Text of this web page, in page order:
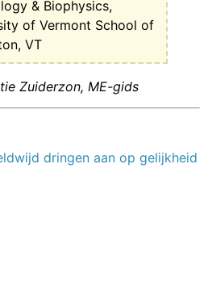
& Biophysics,
of Vermont School of
VT
Zuiderzon, ME-gids
dringen aan op gelijkheid